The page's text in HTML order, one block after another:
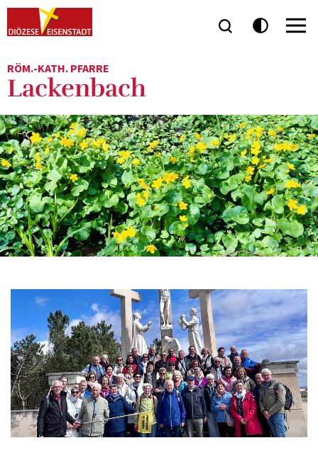
RÖM.-KATH. PFARRE
Lackenbach